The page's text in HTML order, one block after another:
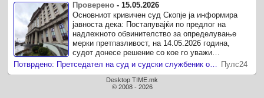
Проверено -15.05.2026
Основниот кривичен суд Скопје ја информира
јавноста дека: Постапувајќи по предлог на
надлежното обвинителство за определување
мерки претпазливост, на 14.05.2026 година,
судот донесе решение со кое го уважи
предлогот на обвинителството и на лицето ...
Потврдено: Претседател на суд и судски службеник осомничени за примање поткуп Пулс24
Desktop TIME.mk
© 2008 - 2026